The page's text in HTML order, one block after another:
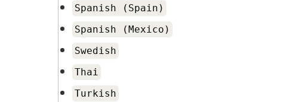
Spanish (Spain)
Spanish (Mexico)
Swedish
Thai
Turkish